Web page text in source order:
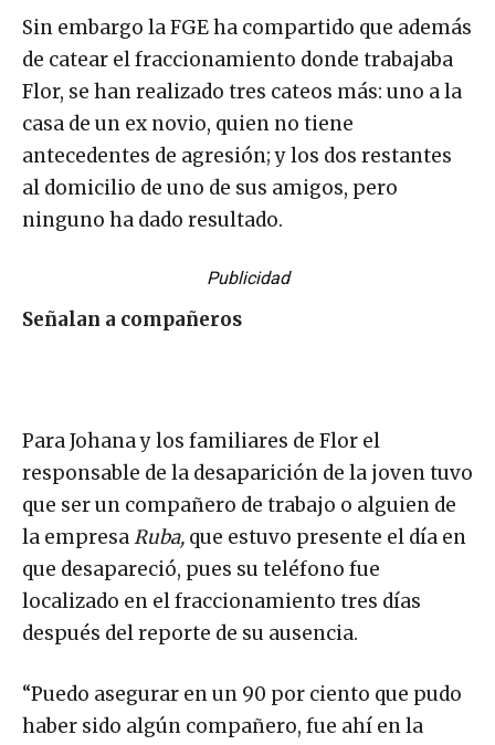
Sin embargo la FGE ha compartido que además
de catear el fraccionamiento donde trabajaba
Flor, se han realizado tres cateos más: uno a la
casa de un ex novio, quien no tiene
antecedentes de agresión; y los dos restantes
al domicilio de uno de sus amigos, pero
ninguno ha dado resultado.
Publicidad
Señalan a compañeros
Para Johana y los familiares de Flor el
responsable de la desaparición de la joven tuvo
que ser un compañero de trabajo o alguien de
la empresaRuba, que estuvo presente el día en
que desapareció, pues su teléfono fue
localizado en el fraccionamiento tres días
después del reporte de su ausencia.
“Puedo asegurar en un 90 por ciento que pudo
haber sido algún compañero, fue ahí en la